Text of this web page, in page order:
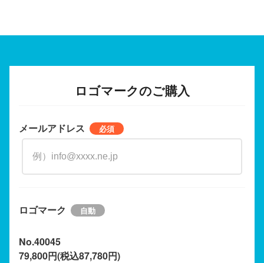
ロゴマークのご購入
メールアドレス
ロゴマーク
No.40045
79,800円(税込87,780円)